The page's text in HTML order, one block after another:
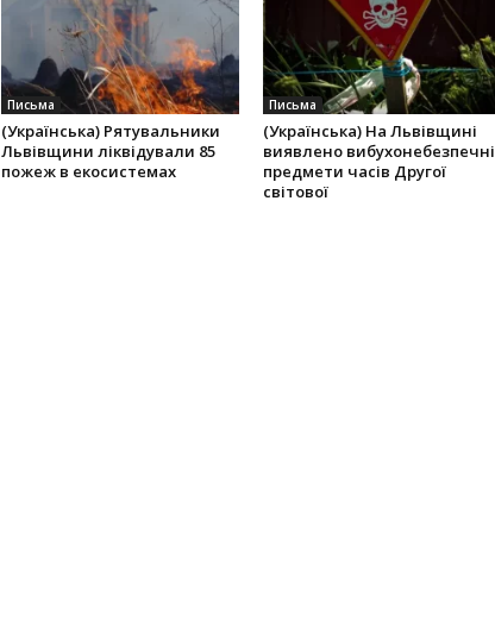
Письма
(Українська) Рятувальники
Львівщини ліквідували 85
пожеж в екосистемах
Письма
(Українська) На Львівщині
виявлено вибухонебезпечні
предмети часів Другої
світової